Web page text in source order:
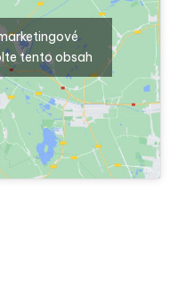
tento obsah